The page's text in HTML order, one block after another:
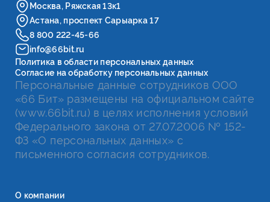
Москва, Ряжская 13к1
Астана, проспект Сарыарка 17
8 800 222-45-66
info@66bit.ru
Политика в области персональных данных
Согласие на обработку персональных данных
Персональные данные сотрудников ООО
«66 Бит» размещены на официальном сайте
(www.66bit.ru) в целях исполнения условий
Федерального закона от 27.07.2006 № 152-
ФЗ «О персональных данных» с
письменного согласия сотрудников.
О компании